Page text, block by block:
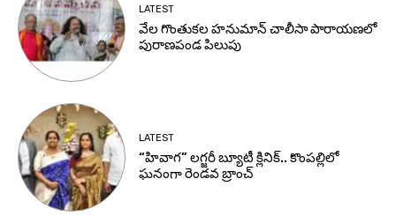
LATEST
వేల గొంతుకల హనుమాన్ చాలీసా పారాయణలో
పురాణపండ పిలుపు
LATEST
“హివాగ” లగ్జరీ బ్యూటీ క్లినిక్.. కొంపల్లిలో
ఘనంగా రెండవ బ్రాంచ్